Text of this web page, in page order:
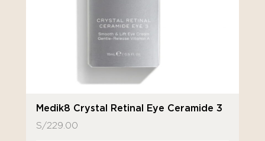
Medik8 Crystal Retinal Eye Ceramide 3
S/229.00